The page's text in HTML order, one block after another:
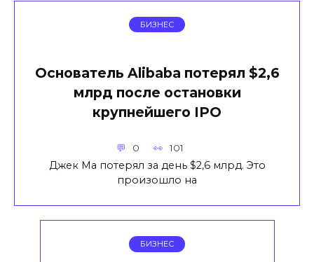
БИЗНЕС
Основатель Alibaba потерял $2,6
млрд после остановки
крупнейшего IPO
0 101
Джек Ма потерял за день $2,6 млрд. Это
произошло на
БИЗНЕС